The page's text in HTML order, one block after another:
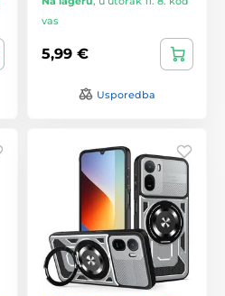
vas
5,99 €
Usporedba